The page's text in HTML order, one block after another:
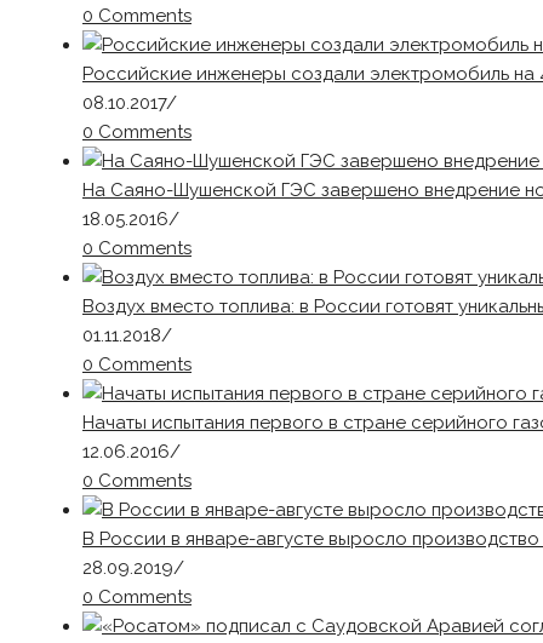
0 Comments
Российские инженеры создали электромобиль на
08.10.2017/
0 Comments
На Саяно-Шушенской ГЭС завершено внедрение
18.05.2016/
0 Comments
Воздух вместо топлива: в России готовят
01.11.2018/
0 Comments
Начаты испытания первого в стране серийного
12.06.2016/
0 Comments
В России в январе-августе выросло
28.09.2019/
0 Comments